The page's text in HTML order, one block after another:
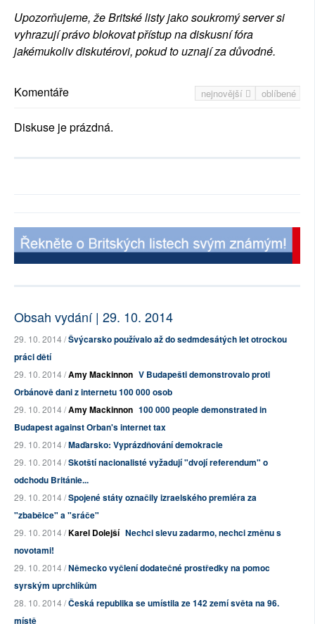
Upozorňujeme, že Britské listy jako soukromý server si
vyhrazují právo blokovat přístup na diskusní fóra
jakémukoliv diskutérovi, pokud to uznají za důvodné.
nejnovější oblíbené
Komentáře
Diskuse je prázdná.
Obsah vydání | 29. 10. 2014
29. 10. 2014 /Švýcarsko používalo až do sedmdesátých let otrockou
práci dětí
29. 10. 2014 /Amy Mackinnon V Budapešti demonstrovalo proti
Orbánově dani z internetu 100 000 osob
29. 10. 2014 /Amy Mackinnon 100 000 people demonstrated in
Budapest against Orban's internet tax
29. 10. 2014 /Maďarsko: Vyprázdňování demokracie
29. 10. 2014 /Skotští nacionalisté vyžadují "dvojí referendum" o
odchodu Británie...
29. 10. 2014 /Spojené státy označily izraelského premiéra za
"zbabělce" a "sráče"
29. 10. 2014 /Karel Dolejší Nechci slevu zadarmo, nechci změnu s
novotami!
29. 10. 2014 /Německo vyčlení dodatečné prostředky na pomoc
syrským uprchlíkům
28. 10. 2014 /Česká republika se umístila ze 142 zemí světa na 96.
místě